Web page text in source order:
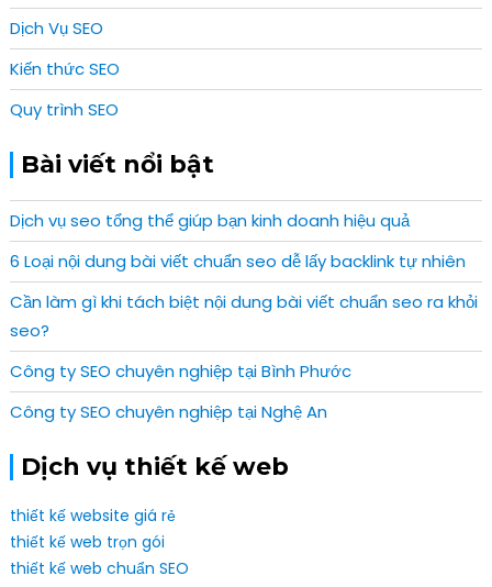
Dịch Vụ SEO
Kiến thức SEO
Quy trình SEO
Bài viết nổi bật
Dịch vụ seo tổng thể giúp bạn kinh doanh hiệu quả
6 Loại nội dung bài viết chuẩn seo dễ lấy backlink tự nhiên
Cần làm gì khi tách biệt nội dung bài viết chuẩn seo ra khỏi
seo?
Công ty SEO chuyên nghiệp tại Bình Phước
Công ty SEO chuyên nghiệp tại Nghệ An
Dịch vụ thiết kế web
thiết kế website giá rẻ
thiết kế web trọn gói
thiết kế web chuẩn SEO